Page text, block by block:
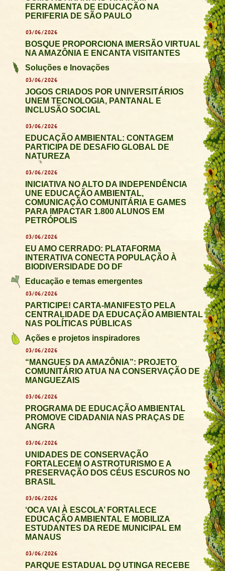
FERRAMENTA DE EDUCAÇÃO NA
PERIFERIA DE SÃO PAULO
03/06/2026
BOSQUE PROPORCIONA IMERSÃO VIRTUAL
NA AMAZÔNIA E ENCANTA VISITANTES
Soluções e Inovações
03/06/2026
JOGOS CRIADOS POR UNIVERSITÁRIOS
UNEM TECNOLOGIA, PANTANAL E
INCLUSÃO SOCIAL
03/06/2026
EDUCAÇÃO AMBIENTAL: CONTAGEM
PARTICIPA DE DESAFIO GLOBAL DE
NATUREZA
03/06/2026
INICIATIVA NO ALTO DA INDEPENDÊNCIA
UNE EDUCAÇÃO AMBIENTAL,
COMUNICAÇÃO COMUNITÁRIA E GAMES
PARA IMPACTAR 1.800 ALUNOS EM
PETRÓPOLIS
03/06/2026
EU AMO CERRADO: PLATAFORMA
INTERATIVA CONECTA POPULAÇÃO À
BIODIVERSIDADE DO DF
Educação e temas emergentes
03/06/2026
PARTICIPE! CARTA-MANIFESTO PELA
CENTRALIDADE DA EDUCAÇÃO AMBIENTAL
NAS POLÍTICAS PÚBLICAS
Ações e projetos inspiradores
03/06/2026
“MANGUES DA AMAZÔNIA”: PROJETO
COMUNITÁRIO ATUA NA CONSERVAÇÃO DE
MANGUEZAIS
03/06/2026
PROGRAMA DE EDUCAÇÃO AMBIENTAL
PROMOVE CIDADANIA NAS PRAÇAS DE
ANGRA
03/06/2026
UNIDADES DE CONSERVAÇÃO
FORTALECEM O ASTROTURISMO E A
PRESERVAÇÃO DOS CÉUS ESCUROS NO
BRASIL
03/06/2026
‘OCA VAI À ESCOLA’ FORTALECE
EDUCAÇÃO AMBIENTAL E MOBILIZA
ESTUDANTES DA REDE MUNICIPAL EM
MANAUS
03/06/2026
PARQUE ESTADUAL DO UTINGA RECEBE